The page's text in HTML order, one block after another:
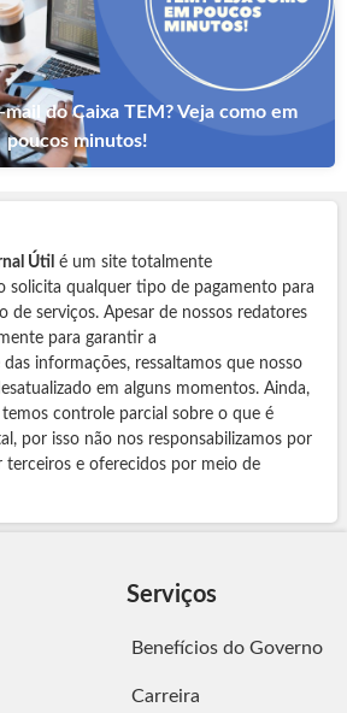
do Caixa TEM? Veja como em
poucos minutos!
Útil é um site totalmente
solicita qualquer tipo de pagamento para
de serviços. Apesar de nossos redatores
para garantir a
informações, ressaltamos que nosso
em alguns momentos. Ainda,
controle parcial sobre o que é
por isso não nos responsabilizamos por
terceiros e oferecidos por meio de
Serviços
Benefícios do Governo
Carreira